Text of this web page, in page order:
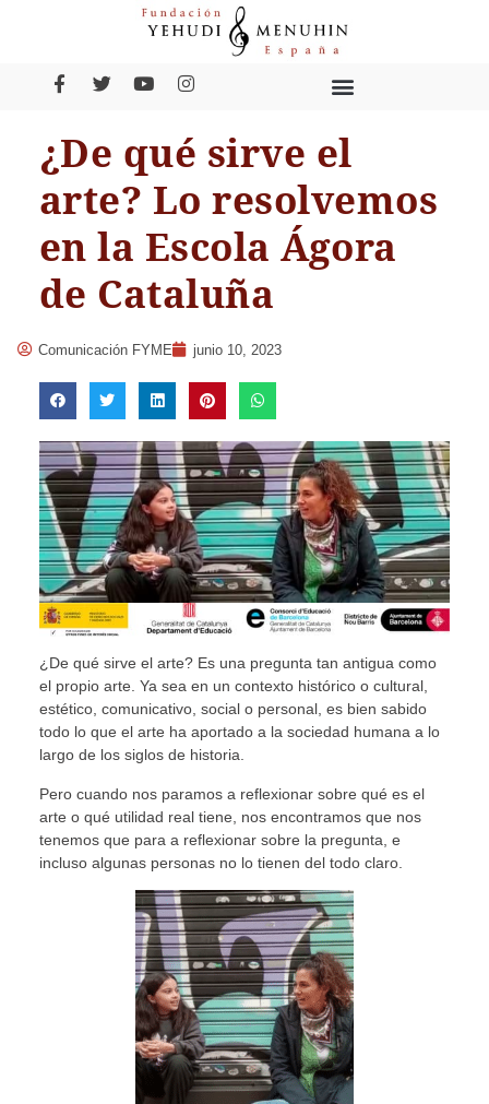
¿De qué sirve el
arte? Lo resolvemos
en la Escola Ágora
de Cataluña
Comunicación FYME junio 10, 2023
¿De qué sirve el arte? Es una pregunta tan antigua como
el propio arte. Ya sea en un contexto histórico o cultural,
estético, comunicativo, social o personal, es bien sabido
todo lo que el arte ha aportado a la sociedad humana a lo
largo de los siglos de historia.
Pero cuando nos paramos a reflexionar sobre qué es el
arte o qué utilidad real tiene, nos encontramos que nos
tenemos que para a reflexionar sobre la pregunta, e
incluso algunas personas no lo tienen del todo claro.